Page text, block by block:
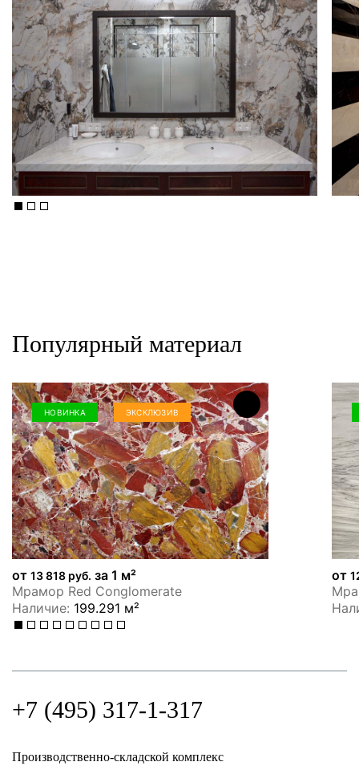
Популярный материал
НОВИНКА ЭКСКЛЮЗИВ
от13 818 руб. за 1 м²
Мрамор Red Conglomerate
Наличие: 199.291 м²
от
+7 (495) 317-1-317
Производственно-складской комплекс